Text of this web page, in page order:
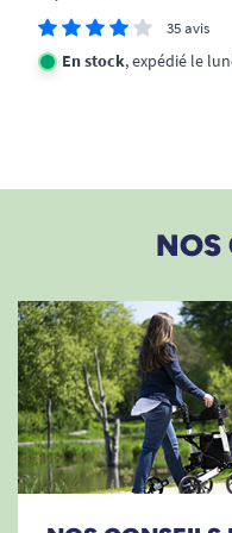
molette.35 avis
En stock, expédié le
NOS